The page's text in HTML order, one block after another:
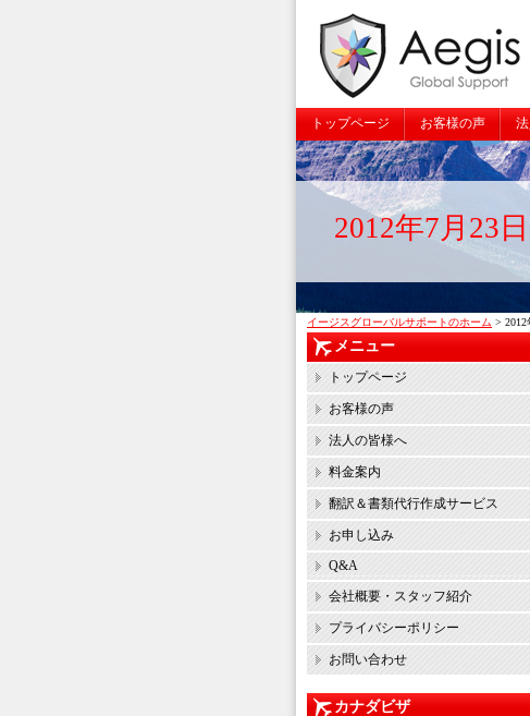
トップページ お客様の声
2012年7月23
イージスグローバルサポートのホーム >
メニュー
トップページ
お客様の声
法人の皆様へ
料金案内
翻訳＆書類代行作成サービス
お申し込み
Q&A
会社概要・スタッフ紹介
プライバシーポリシー
お問い合わせ
カナダビザ